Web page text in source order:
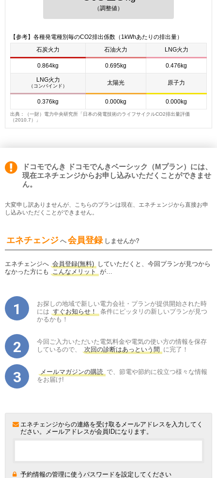
（調整値）
【参考】各種発電種別毎のCO2排出係数（1kWhあたりの排出量）
石炭火力
石油火力 LNG火力
0.864kg 0.695kg 0.476kg
LNG火力
（コンバインド） 太陽光 原子力
0.376kg 0.000kg 0.000kg
出典：（一財）電力中央研究所「日本の発電技術のライフサイクルCO2排出量評価
（2010.7）」
ドコモでんき ドコモでんきベーシック（Mプラン）には、
現在エネチェンジからお申し込みいただくことができませ
ん。
大変申し訳ありませんが、こちらのプランは現在、エネチェンジから直接お申
し込みいただくことができません。
エネチェンジ へ 会員登録 しませんか?
エネチェンジへ 会員登録(無料) していただくと、今回プランが見つから
なかった方にも
こんなメリット が…
お探しの地域で新しい電力会社・プランが提供開始された時
には すぐお知らせ！
条件にピッタリの新しいプランが見つ
かるかも！
今回ご入力いただいた電気料金や電気の使い方の情報を保存
しているので、
次回の診断はあっという間 に完了！
メールマガジンの購読 で、節電や節約に役立つ様々な情報
をお届け!
エネチェンジからの連絡を受け取るメールアドレスを入力してく
ださい。メールアドレスが会員IDになります。
予約情報の管理に使うパスワードを設定してください